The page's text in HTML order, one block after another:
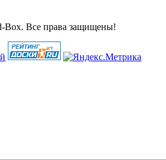
Box. Все права защищены!